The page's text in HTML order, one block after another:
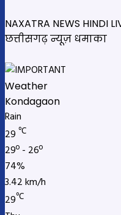
NAXATRA NEWS HINDI
छत्तीसगढ़ न्यूज़ धमाका
Weather
Kondagaon
Rain
29 ℃
29º - 26º
74%
3.42 km/h
29℃